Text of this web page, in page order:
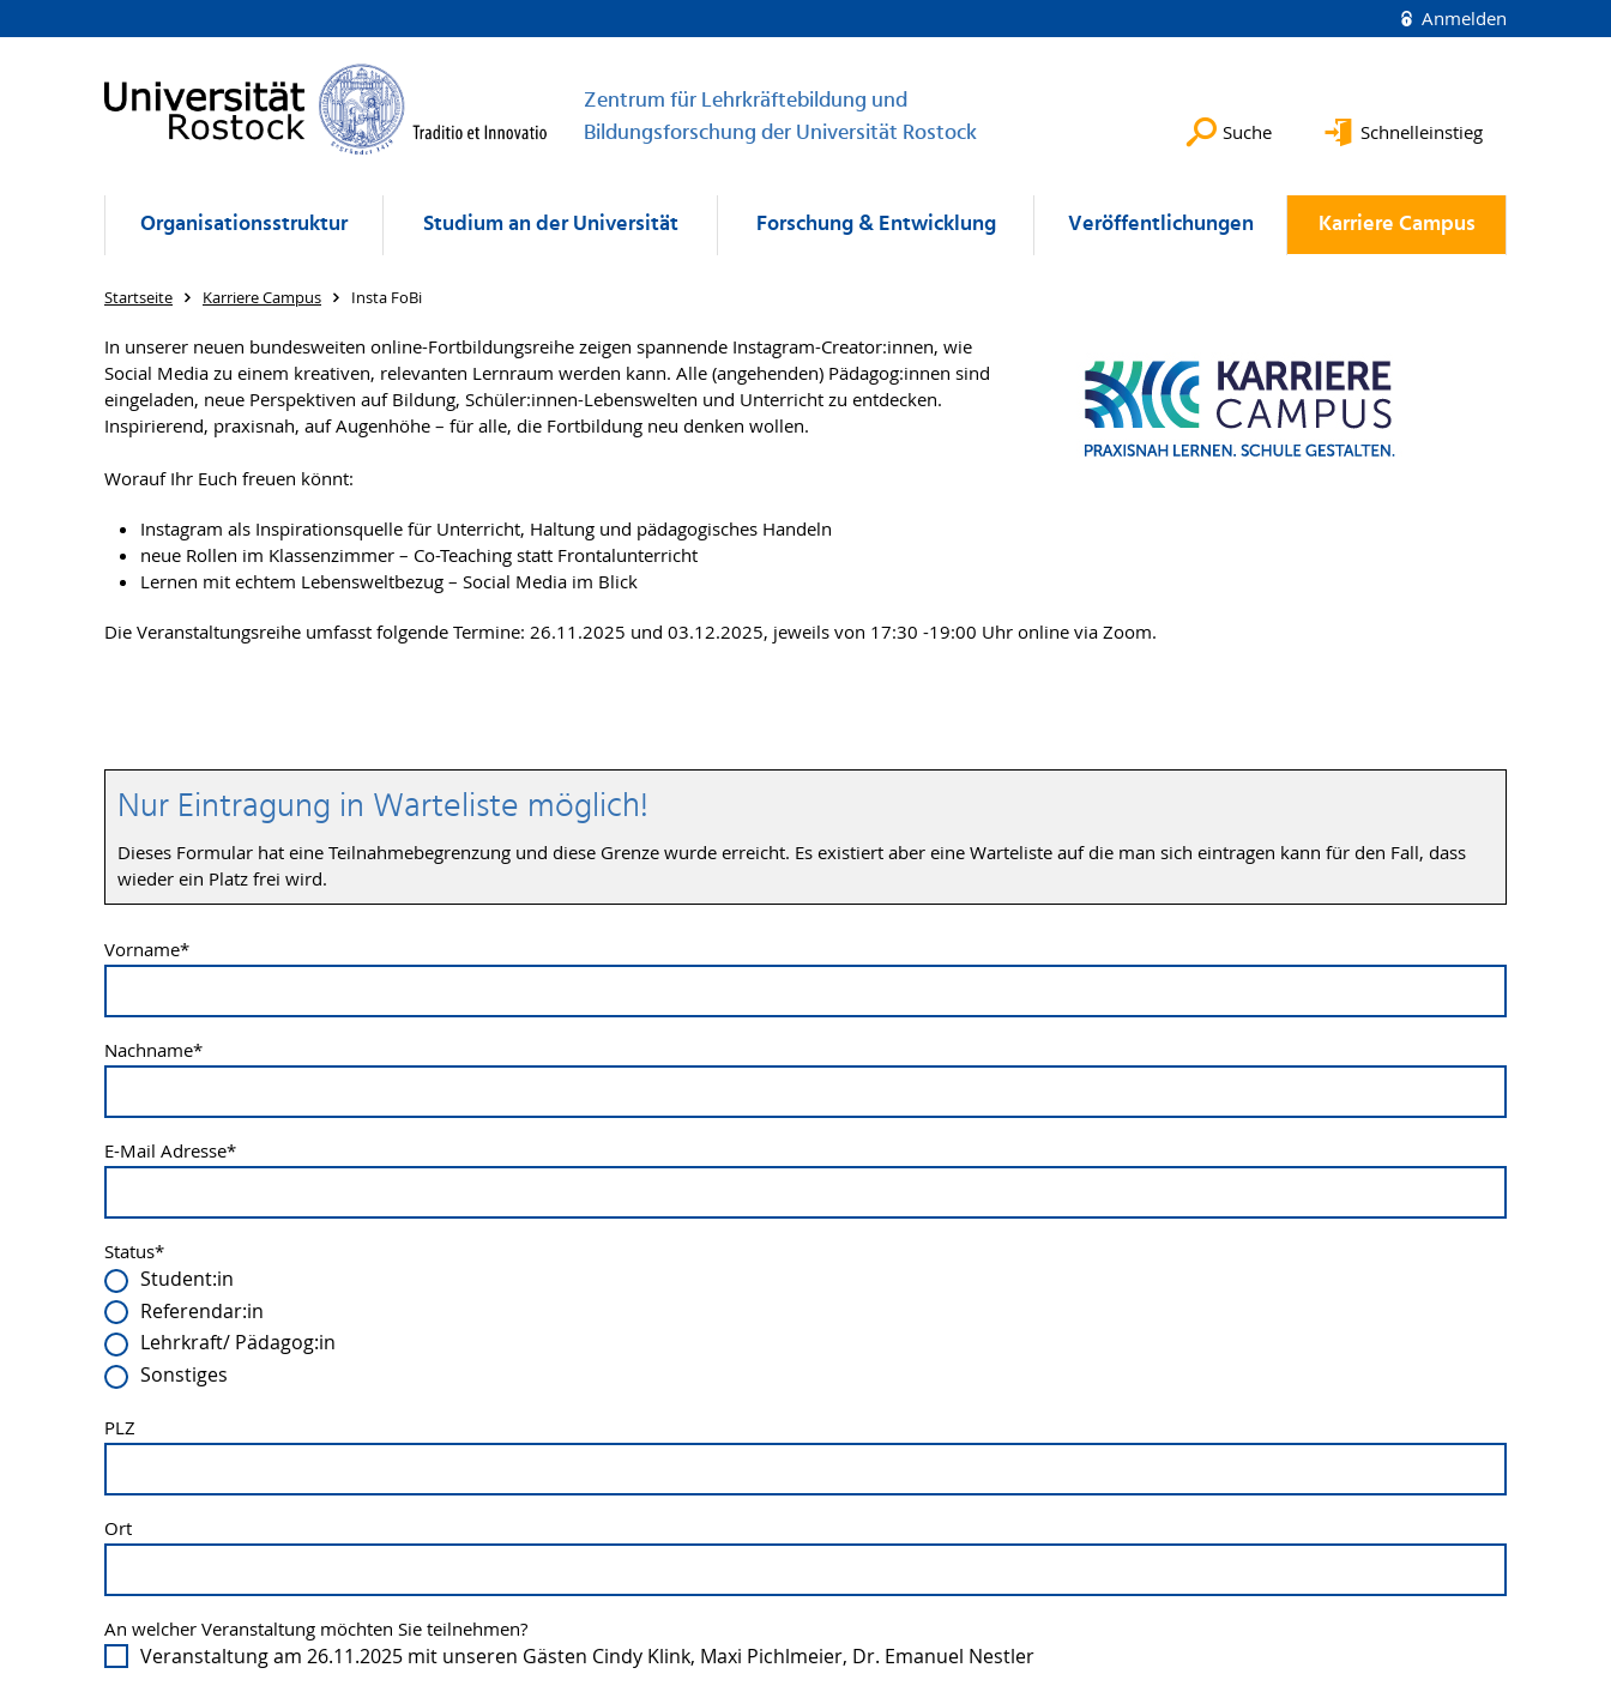
Anmelden
Zentrum für Lehrkräftebildung und
Bildungsforschung der Universität Rostock
Suche Schnelleinstieg
Organisationsstruktur Studium an der Universität Forschung & Entwicklung Veröffentlichungen Karriere Campus
Startseite Karriere Campus Insta FoBi
In unserer neuen bundesweiten online-Fortbildungsreihe zeigen spannende Instagram-Creator:innen, wie
Social Media zu einem kreativen, relevanten Lernraum werden kann. Alle (angehenden) Pädagog:innen sind
eingeladen, neue Perspektiven auf Bildung, Schüler:innen-Lebenswelten und Unterricht zu entdecken.
Inspirierend, praxisnah, auf Augenhöhe – für alle, die Fortbildung neu denken wollen.
Worauf Ihr Euch freuen könnt:
Instagram als Inspirationsquelle für Unterricht, Haltung und pädagogisches Handeln
neue Rollen im Klassenzimmer – Co-Teaching statt Frontalunterricht
Lernen mit echtem Lebensweltbezug – Social Media im Blick
Die Veranstaltungsreihe umfasst folgende Termine: 26.11.2025 und 03.12.2025, jeweils von 17:30 -19:00 Uhr online via Zoom.
Nur Eintragung in Warteliste möglich!
Dieses Formular hat eine Teilnahmebegrenzung und diese Grenze wurde erreicht. Es existiert aber eine Warteliste auf die man sich eintragen kann für den Fall, dass
wieder ein Platz frei wird.
Vorname*
Nachname*
E-Mail Adresse*
Status*
Student:in
Referendar:in
Lehrkraft/ Pädagog:in
Sonstiges
PLZ
Ort
An welcher Veranstaltung möchten Sie teilnehmen?
Veranstaltung am 26.11.2025 mit unseren Gästen Cindy Klink, Maxi Pichlmeier, Dr. Emanuel Nestler